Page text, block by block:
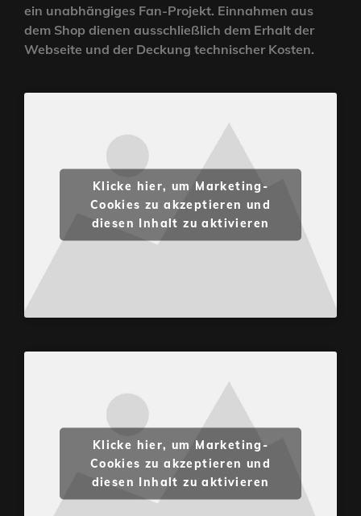
ein unabhängiges Fan-Projekt. Einnahmen aus
dem Shop dienen ausschließlich dem Erhalt der
Webseite und der Deckung technischer Kosten.
Klicke hier, um Marketing-
Cookies zu akzeptieren und
diesen Inhalt zu aktivieren
Klicke hier, um Marketing-
Cookies zu akzeptieren und
diesen Inhalt zu aktivieren